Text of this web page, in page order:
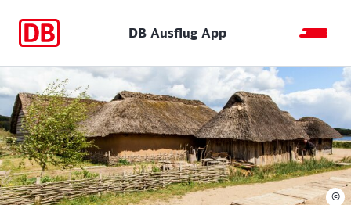
DB Ausflug App
©